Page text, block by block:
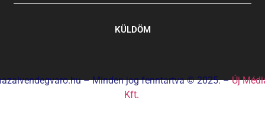
KÜLDÖM
– Minden jog fenntartva © 2025. –Új
Kft.